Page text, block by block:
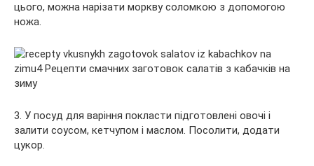
цього, можна нарізати моркву соломкою з допомогою
ножа.
3. У посуд для варіння покласти підготовлені овочі і
залити соусом, кетчупом і маслом. Посолити, додати
цукор.